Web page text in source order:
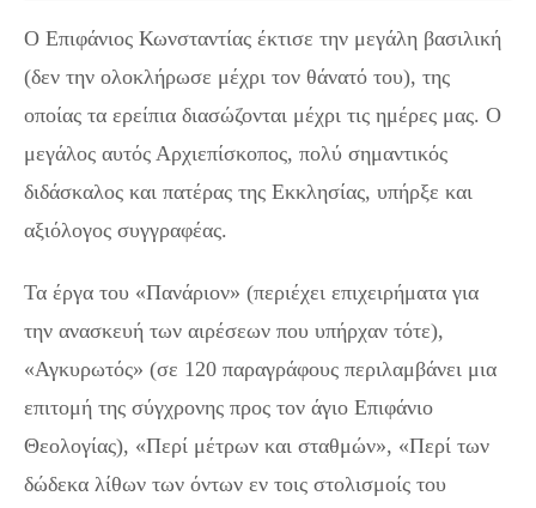
Ο Επιφάνιος Κωνσταντίας έκτισε την μεγάλη βασιλική
(δεν την ολοκλήρωσε μέχρι τον θάνατό του), της
οποίας τα ερείπια διασώζονται μέχρι τις ημέρες μας. Ο
μεγάλος αυτός Αρχιεπίσκοπος, πολύ σημαντικός
διδάσκαλος και πατέρας της Εκκλησίας, υπήρξε και
αξιόλογος συγγραφέας.
Τα έργα του «Πανάριον» (περιέχει επιχειρήματα για
την ανασκευή των αιρέσεων που υπήρχαν τότε),
«Αγκυρωτός» (σε 120 παραγράφους περιλαμβάνει μια
επιτομή της σύγχρονης προς τον άγιο Επιφάνιο
Θεολογίας), «Περί μέτρων και σταθμών», «Περί των
δώδεκα λίθων των όντων εν τοις στολισμοίς του